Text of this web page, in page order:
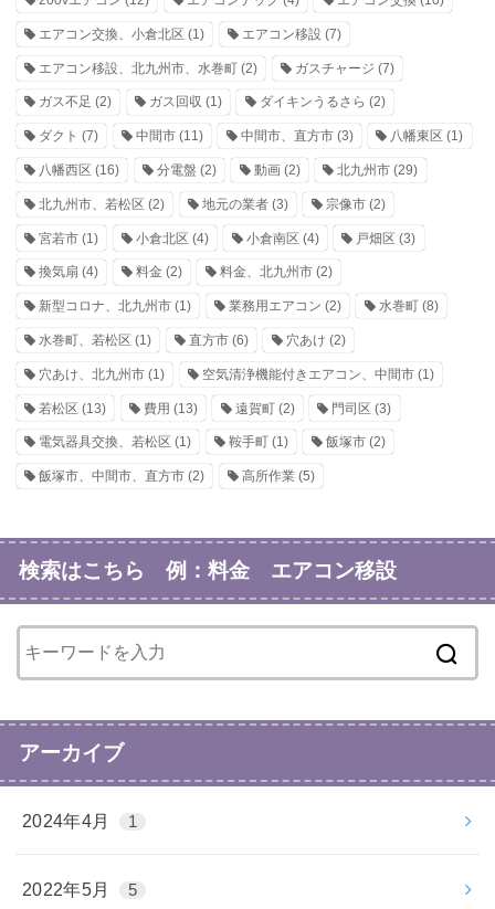
エアコン交換、小倉北区 (1) エアコン移設 (7)
エアコン移設、北九州市、水巻町 (2) ガスチャージ (7)
ガス不足 (2) ガス回収 (1) ダイキンうるさら (2)
ダクト (7) 中間市(11) 中間市、直方市(3) 八幡東区 (1)
八幡西区 (16) 分電盤 (2) 動画(2) 北九州市 (29)
北九州市、若松区 (2) 地元の業者(3) 宗像市(2)
宮若市 (1) 小倉北区 (4) 小倉南区 (4) 戸畑区 (3)
換気扇 (4) 料金 (2) 料金、北九州市(2)
新型コロナ、北九州市 (1) 業務用エアコン (2) 水巻町(8)
水巻町、若松区 (1) 直方市(6) 穴あけ (2)
穴あけ、北九州市 (1) 空気清浄機能付きエアコン、中間市(1)
若松区 (13) 費用 (13) 遠賀町(2) 門司区 (3)
電気器具交換、若松区 (1) 鞍手町(1) 飯塚市(2)
飯塚市、中間市、直方市 (2) 高所作業(5)
検索はこちら 例：料金 エアコン移設
アーカイブ
2024年4月 1
2022年5月 5